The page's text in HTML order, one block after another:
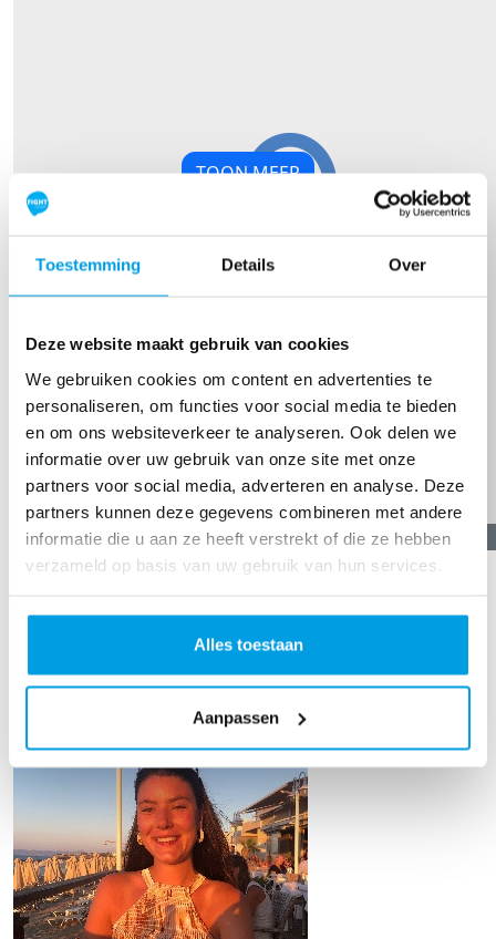
Toestemming Details Over
Deze website maakt gebruik van cookies
We gebruiken cookies om content en advertenties te
personaliseren, om functies voor social media te bieden
en om ons websiteverkeer te analyseren. Ook delen we
informatie over uw gebruik van onze site met onze
partners voor social media, adverteren en analyse. Deze
partners kunnen deze gegevens combineren met andere
informatie die u aan ze heeft verstrekt of die ze hebben
verzameld op basis van uw gebruik van hun services.
Alles toestaan
Aanpassen
21,19
Succes! Zet' m op 👍🏻
26,19
51,19
Anoniem
76,19
Janneke Slob
Mooi doel ! Fijne dat je meedoet ! Succes 💋
TOON MEER
Manuela Heijboer
Raised so far
€115